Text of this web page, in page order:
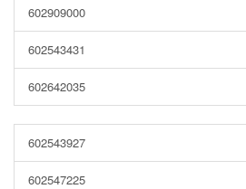
602909000
602543431
602642035
602543927
602547225